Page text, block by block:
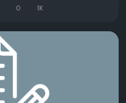
0 1K